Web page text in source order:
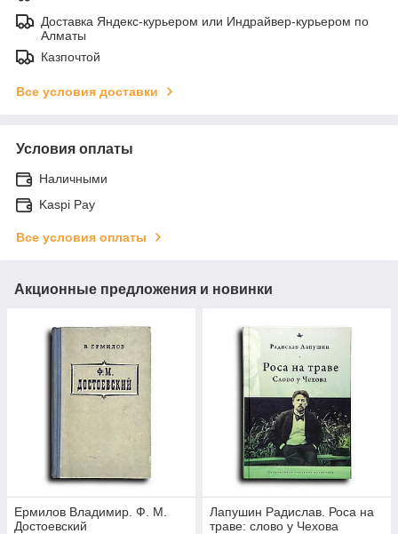
Доставка Яндекс-курьером или Индрайвер-курьером по
Алматы
Казпочтой
Все условия доставки
Условия оплаты
Наличными
Kaspi Pay
Все условия оплаты
Акционные предложения и новинки
Ермилов Владимир. Ф. М.
Достоевский
Лапушин Радислав. Роса на
траве: слово у Чехова